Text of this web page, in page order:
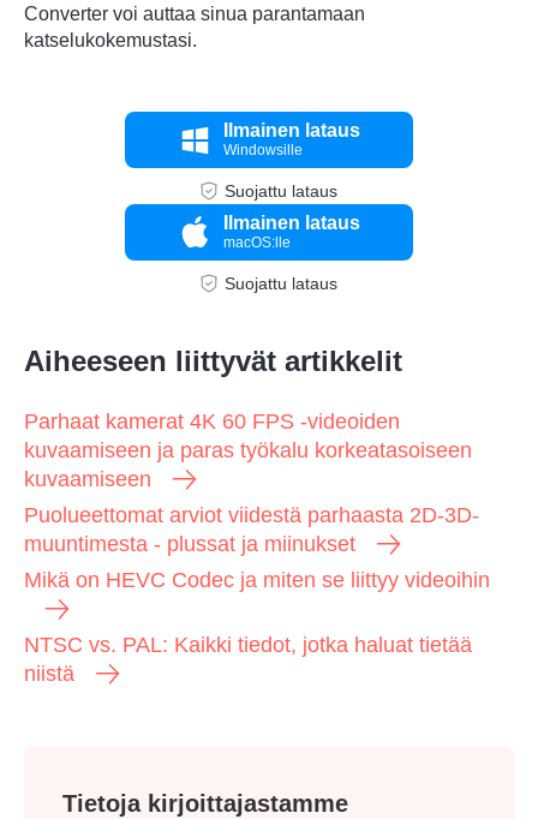
Converter voi auttaa sinua parantamaan
katselukokemustasi.
Ilmainen lataus
Windowsille
Suojattu lataus
Ilmainen lataus
macOS:lle
Suojattu lataus
Aiheeseen liittyvät artikkelit
Parhaat kamerat 4K 60 FPS -videoiden
kuvaamiseen ja paras työkalu korkeatasoiseen
kuvaamiseen
Puolueettomat arviot viidestä parhaasta 2D-3D-
muuntimesta - plussat ja miinukset
Mikä on HEVC Codec ja miten se liittyy videoihin
NTSC vs. PAL: Kaikki tiedot, jotka haluat tietää
niistä
Tietoja kirjoittajastamme